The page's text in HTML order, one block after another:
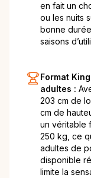
en fait un
ou les nuits
bonne
saisons
Format
adultes :
203 cm de
cm de
un véritable
250 kg, ce
adultes de
disponible
limite la